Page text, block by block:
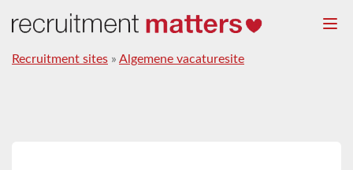
Recruitment sites » Algemene vacaturesite